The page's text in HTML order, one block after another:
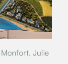
Julie